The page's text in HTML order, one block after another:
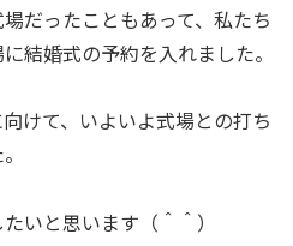
だったこともあって、私たち
結婚式の予約を入れました。
けて、いよいよ式場との打ち
いと思います（＾＾）